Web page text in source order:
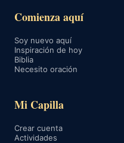
Comienza aquí
Soy nuevo aquí
Inspiración de hoy
Biblia
Necesito oración
Mi Capilla
Crear cuenta
Actividades